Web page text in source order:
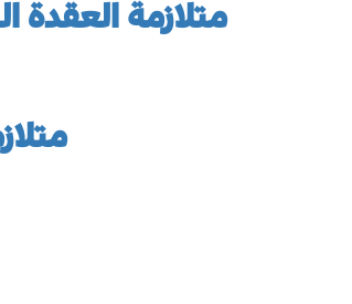
متلازمة العقدة